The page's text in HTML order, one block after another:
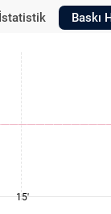
İstatistik Baskı
15'